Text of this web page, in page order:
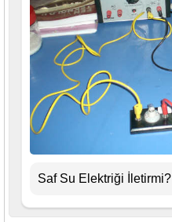
Saf Su Elektriği İletirmi?